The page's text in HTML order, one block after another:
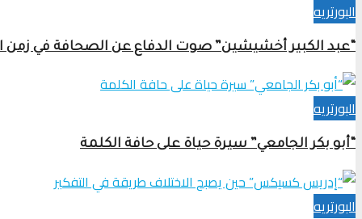
البورتريه
“عبد الكبير أخشيشين” صوت الدفاع عن الصحافة في زمن
البورتريه
“أبو بكر الجامعي” سيرة حياة على حافة الكلمة
البورتريه